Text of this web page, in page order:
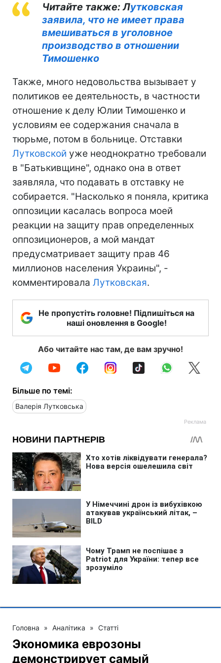
Читайте также: Лутковская
заявила, что не имеет права
вмешиваться в уголовное
производство в отношении
Тимошенко
Также, много недовольства вызывает у
политиков ее деятельность, в частности
отношение к делу Юлии Тимошенко и
условиям ее содержания сначала в
тюрьме, потом в больнице. Отставки
Лутковской уже неоднократно требовали
в "Батькивщине", однако она в ответ
заявляла, что подавать в отставку не
собирается. "Насколько я поняла, критика
оппозиции касалась вопроса моей
реакции на защиту прав определенных
оппозиционеров, а мой мандат
предусматривает защиту прав 46
миллионов населения Украины", -
комментировала Лутковская.
Не пропустіть головне! Підпишіться на
наші оновлення в Google!
Або читайте нас там, де вам зручно!
Більше по темі:
Валерія Лутковська
Головна » Аналітика » Статті
Экономика еврозоны
демонстрирует самый